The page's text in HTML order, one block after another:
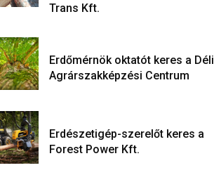
Trans Kft.
Erdőmérnök oktatót keres a Déli
Agrárszakképzési Centrum
Erdészetigép-szerelőt keres a
Forest Power Kft.